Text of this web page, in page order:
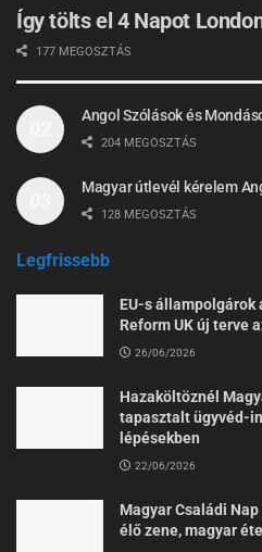
Így tölts el 4 Napot
177 MEGOSZTÁS
Angol Szólások és
204 MEGOSZTÁS
Magyar útlevél kérelem
128 MEGOSZTÁS
Legfrissebb
EU-s állampolgárok
Reform UK új terve
26/06/2026
Hazaköltöznél
tapasztalt ügyvéd-
lépésekben
22/06/2026
Magyar Családi
élő zene, magyar